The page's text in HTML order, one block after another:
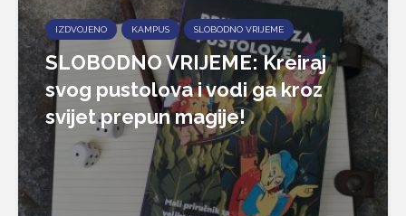
IZDVOJENO KAMPUS SLOBODNO VRIJEME
SLOBODNO VRIJEME: Kreiraj
svog pustolova i vodi ga kroz
svijet prepun magije!